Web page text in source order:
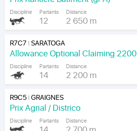
Discipline Partants
12
Distance
2 650 m
R7C7 |SARATOGA
Allowance Optional Claiming 2200
Discipline Partants
14
Distance
2 200 m
R9C5|GRAIGNES
Prix Agrial / Districo
Discipline Partants Distance